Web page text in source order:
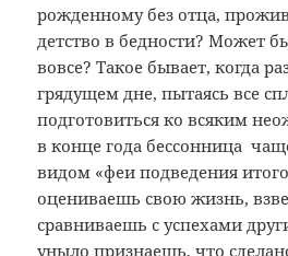
рожденному без отца,
детство в бедности? Может
вовсе? Такое бывает, когда
грядущем дне, пытаясь все
подготовиться ко всяким
в конце года бессонница
видом «феи подведения
оцениваешь свою жизнь,
сравниваешь с успехами
уныло признаешь, что